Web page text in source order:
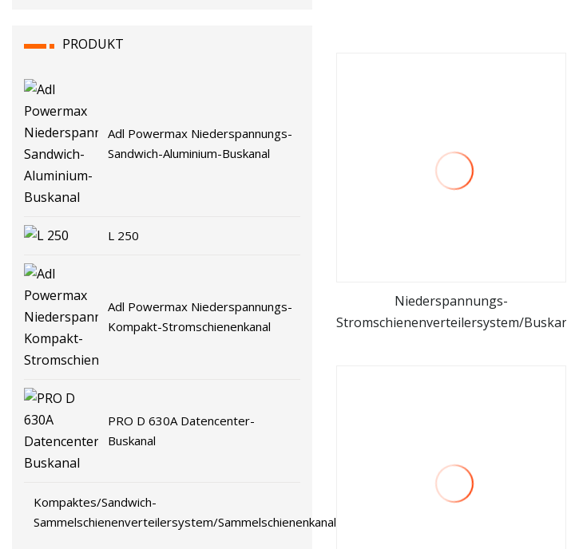
PRODUKT
Adl Powermax Niederspannungs-
Sandwich-Aluminium-Buskanal
L 250
Adl Powermax Niederspannungs-
Kompakt-Stromschienenkanal
PRO D 630A Datencenter-
Buskanal
Kompaktes/Sandwich-
Sammelschienenverteilersystem/Sammelschienenkanal
mehr sehen
Niederspannungs-
Stromschienenverteilersystem/Buskanal